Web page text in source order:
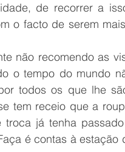
de recorrer a
o facto de serem
não recomendo as
o tempo do mundo
todos os que lhe
tem receio que a
já tenha
é contas à